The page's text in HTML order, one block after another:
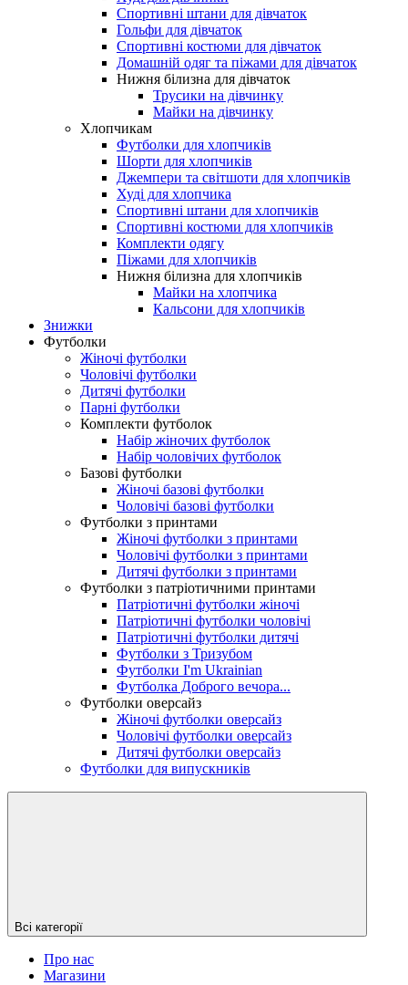
Спортивні штани для дівчаток
Гольфи для дівчаток
Спортивні костюми для дівчаток
Домашній одяг та піжами для дівчаток
Нижня білизна для дівчаток
Трусики на дівчинку
Майки на дівчинку
Хлопчикам
Футболки для хлопчиків
Шорти для хлопчиків
Джемпери та світшоти для хлопчиків
Худі для хлопчика
Спортивні штани для хлопчиків
Спортивні костюми для хлопчиків
Комплекти одягу
Піжами для хлопчиків
Нижня білизна для хлопчиків
Майки на хлопчика
Кальсони для хлопчиків
Знижки
Футболки
Жіночі футболки
Чоловічі футболки
Дитячі футболки
Парні футболки
Комплекти футболок
Набір жіночих футболок
Набір чоловічих футболок
Базові футболки
Жіночі базові футболки
Чоловічі базові футболки
Футболки з принтами
Жіночі футболки з принтами
Чоловічі футболки з принтами
Дитячі футболки з принтами
Футболки з патріотичними принтами
Патріотичні футболки жіночі
Патріотичні футболки чоловічі
Патріотичні футболки дитячі
Футболки з Тризубом
Футболки I'm Ukrainian
Футболка Доброго вечора...
Футболки оверсайз
Жіночі футболки оверсайз
Чоловічі футболки оверсайз
Дитячі футболки оверсайз
Футболки для випускників
Всі категорії
Про нас
Магазини